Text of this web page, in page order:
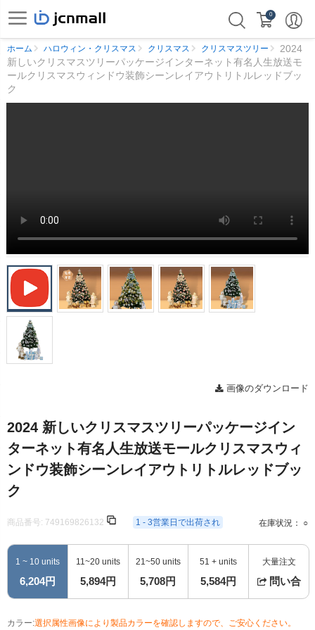
0
ホーム ハロウィン・クリスマス クリスマス クリスマスツリー
2024
新しいクリスマスツリーパッケージインターネット有名人生放送モ
ールクリスマスウィンドウ装飾シーンレイアウトリトルレッドブッ
ク
画像のダウンロード
2024 新しいクリスマスツリーパッケージイン
ターネット有名人生放送モールクリスマスウィ
ンドウ装飾シーンレイアウトリトルレッドブッ
ク
商品番号: 749169826132 1 - 3営業日で出荷され 在庫状況： ○
1 ~ 10 units
6,204円
11~20 units
5,894円
21~50 units
5,708円
51 + units
5,584円
大量注文
問い合
カラー:選択属性画像により製品カラーを確認しますので、ご安心ください。